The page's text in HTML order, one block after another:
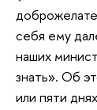
себя ему
наших
знать». Об
или пяти